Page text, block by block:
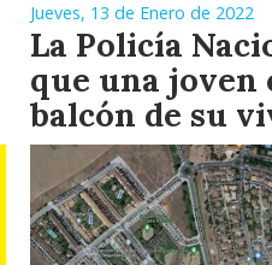
Jueves, 13 de Enero de 2022
La Policía
que una joven
balcón de su